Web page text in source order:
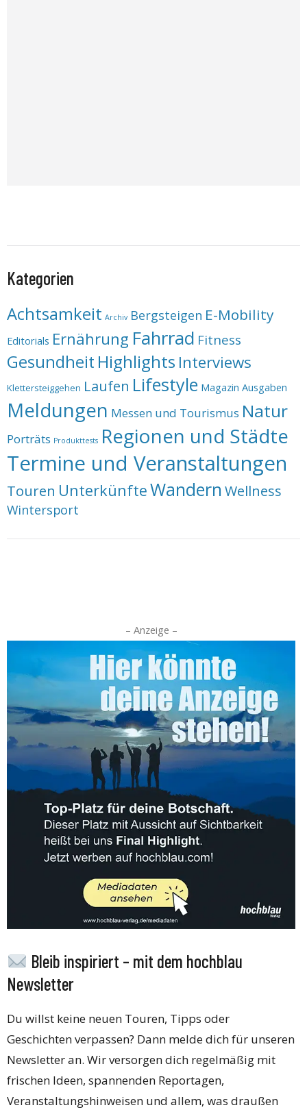
Kategorien
Achtsamkeit Archiv Bergsteigen E-Mobility
Editorials Ernährung Fahrrad Fitness
Gesundheit Highlights Interviews
Klettersteiggehen Laufen Lifestyle Magazin Ausgaben
Meldungen Messen und Tourismus Natur
Porträts Produkttests Regionen und Städte
Termine und Veranstaltungen
Touren UnterkünfteWandern Wellness
Wintersport
– Anzeige –
Bleib inspiriert – mit dem hochblau
Newsletter
Du willst keine neuen Touren, Tipps oder
Geschichten verpassen? Dann melde dich für unseren
Newsletter an. Wir versorgen dich regelmäßig mit
frischen Ideen, spannenden Reportagen,
Veranstaltungshinweisen und allem, was draußen